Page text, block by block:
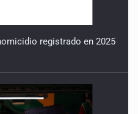
registrado en 2025